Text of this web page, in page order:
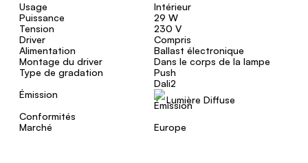
Usage
Intérieur
Puissance
29 W
Tension
230 V
Driver
Compris
Alimentation
Ballast électronique
Montage du driver
Dans le corps de la lampe
Type de gradation
Push
Dali2
Émission
Lumière Diffuse
Conformités
Marché
Europe